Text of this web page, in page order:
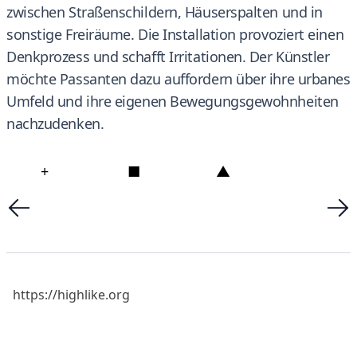
zwischen Straßenschildern, Häuserspalten und in
sonstige Freiräume. Die Installation provoziert einen
Denkprozess und schafft Irritationen. Der Künstler
möchte Passanten dazu auffordern über ihre urbanes
Umfeld und ihre eigenen Bewegungsgewohnheiten
nachzudenken.
+ ■ ▲
https://highlike.org